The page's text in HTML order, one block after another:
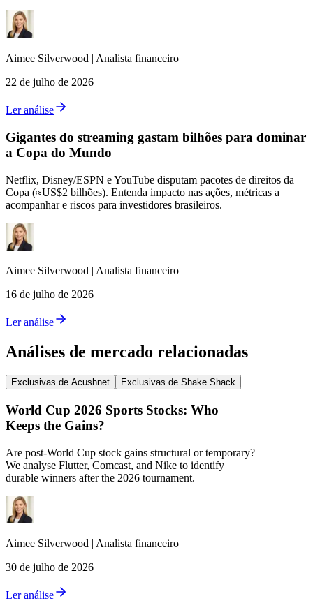
Aimee Silverwood | Analista financeiro
22 de julho de 2026
Ler análise
Gigantes do streaming gastam bilhões para dominar
a Copa do Mundo
Netflix, Disney/ESPN e YouTube disputam pacotes de direitos da
Copa (≈US$2 bilhões). Entenda impacto nas ações, métricas a
acompanhar e riscos para investidores brasileiros.
Aimee Silverwood | Analista financeiro
16 de julho de 2026
Ler análise
Análises de mercado relacionadas
Exclusivas de Acushnet Exclusivas de Shake Shack
World Cup 2026 Sports Stocks: Who
Keeps the Gains?
Are post-World Cup stock gains structural or temporary?
We analyse Flutter, Comcast, and Nike to identify
durable winners after the 2026 tournament.
Aimee Silverwood | Analista financeiro
30 de julho de 2026
Ler análise